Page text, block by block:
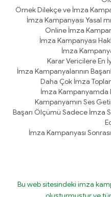
Örnek Dilekçe ve İmza
İmza Kampanyası Yasal
Online İmza
İmza Kampanyası
İmza
Karar Vericilere En
İmza Kampanyalarının
Daha Çok İmza
İmza Kampanyamda
Kampanyamın Ses
Başarı Ölçümü Sadece İmza
İmza Kampanyası
Bu web sitesindeki imza